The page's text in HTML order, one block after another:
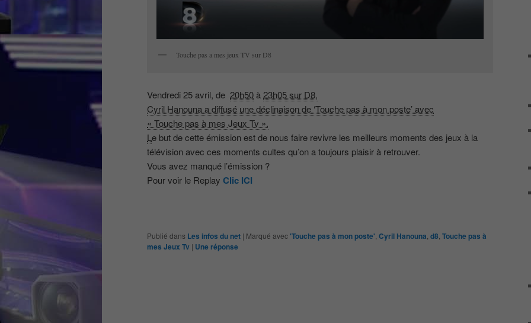
Touche pas a mes jeux TV sur D8
Vendredi 25 avril, de 20h50 à 23h05 sur D8,
Cyril Hanouna a diffusé une déclinaison de ‘Touche pas à mon poste’ avec
« Touche pas à mes Jeux Tv ».
L e but de cette émission est de nous faire revivre les meilleurs moments des jeux à la
télévision avec ces moments cultes qu’on a toujours plaisir à retrouver.
Vous avez manqué l’émission ?
Pour voir le Replay Clic ICI
Publié dans Les infos du net | Marqué avec'Touche pas à mon poste' Cyril Hanouna d8 Touche pas à
mes Jeux Tv | Une réponse